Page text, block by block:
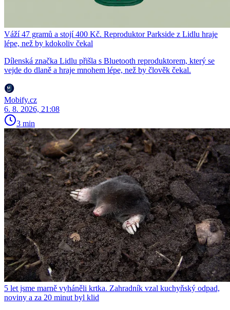
Váží 47 gramů a stojí 400 Kč. Reproduktor Parkside z Lidlu hraje
lépe, než by kdokoliv čekal
Dílenská značka Lidlu přišla s Bluetooth reproduktorem, který se
vejde do dlaně a hraje mnohem lépe, než by člověk čekal.
Mobify.cz
6. 8. 2026, 21:08
3 min
5 let jsme marně vyháněli krtka. Zahradník vzal kuchyňský odpad,
noviny a za 20 minut byl klid